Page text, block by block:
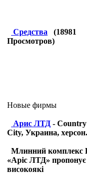
Средства (18981
Просмотров)
Новые фирмы
Арис ЛТД -
City, Украина, херсон.
Млинний
«Аріс ЛТД» пропонує
високоякі